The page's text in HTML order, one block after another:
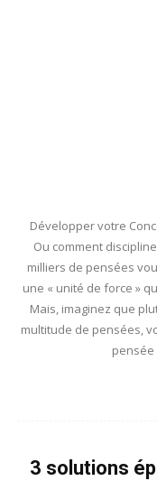
Développer votre
Ou comment
milliers de pensées
une « unité de force »
Mais, imaginez que
multitude de pensées,
pensée
3 solutions